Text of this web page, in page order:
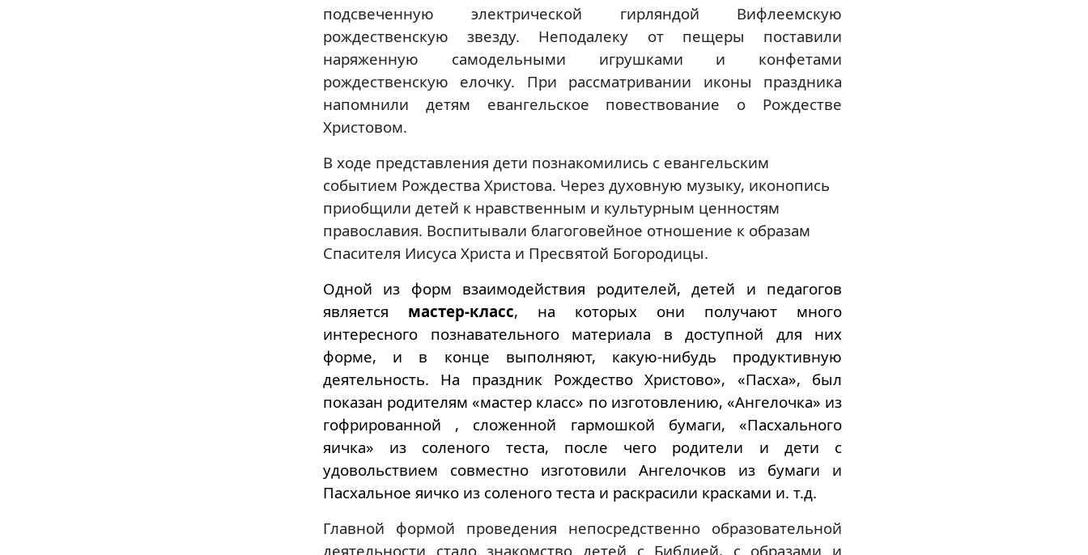
подсвеченную электрической гирляндой Вифлеемскую
рождественскую звезду. Неподалеку от пещеры поставили
наряженную самодельными игрушками и конфетами
рождественскую елочку. При рассматривании иконы праздника
напомнили детям евангельское повествование о Рождестве
Христовом.
В ходе представления дети познакомились с евангельским
событием Рождества Христова. Через духовную музыку, иконопись
приобщили детей к нравственным и культурным ценностям
православия. Воспитывали благоговейное отношение к образам
Спасителя Иисуса Христа и Пресвятой Богородицы.
Одной из форм взаимодействия родителей, детей и педагогов
является мастер-класс, на которых они получают много
интересного познавательного материала в доступной для них
форме, и в конце выполняют, какую-нибудь продуктивную
деятельность. На праздник Рождество Христово», «Пасха», был
показан родителям «мастер класс» по изготовлению, «Ангелочка» из
гофрированной , сложенной гармошкой бумаги, «Пасхального
яичка» из соленого теста, после чего родители и дети с
удовольствием совместно изготовили Ангелочков из бумаги и
Пасхальное яичко из соленого теста и раскрасили красками и. т.д.
Главной формой проведения непосредственно образовательной
деятельности стало знакомство детей с Библией, с образами и